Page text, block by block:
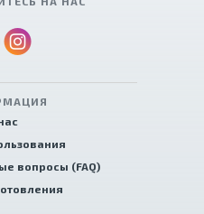
вопросы (FAQ)